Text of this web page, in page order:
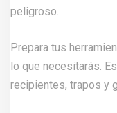
peligroso.
Prepara tus
lo que necesitarás.
recipientes, trapos y